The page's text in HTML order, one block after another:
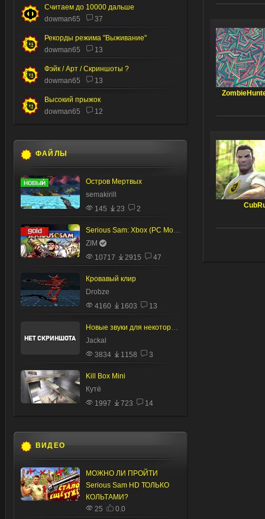
Считаем до 10000 дальше
dowman65
37
Рекорды режима "Выживание"
dowman65
13
Фэйк / Арт / Скриншоты ?
dowman65
13
Высокий прыжок
dowman65
12
ФАЙЛЫ
Остров Мертвых
semakirill
145
23 2
Serious Sam: Xbox (PC Mod v1.0a)
ZIM
10717
2915 47
Кровавый клир
Drobze
4160
1603 13
Новые звуки для некоторого оружия.
Jackal
3834
1158 3
Kill Box Mini
Кутё
1997
723 14
ВИДЕО
МОЖНО ЛИ ПРОЙТИ
Serious Sam HD ТОЛЬКО
КОЛЬТАМИ?
25
0.0